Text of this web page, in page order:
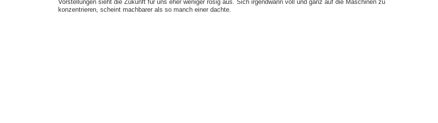
Vorstellungen sieht die Zukunft für uns eher weniger rosig aus. Sich irgendwann voll und ganz auf die Maschinen zu
konzentrieren, scheint machbarer als so manch einer dachte.